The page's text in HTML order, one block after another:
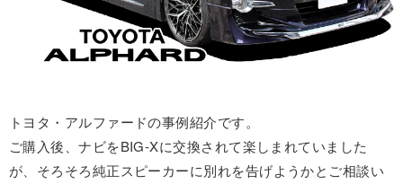
トヨタ・アルファードの事例紹介です。
ご購入後、ナビをBIG-Xに交換されて楽しまれていました
が、そろそろ純正スピーカーに別れを告げようかとご相談い